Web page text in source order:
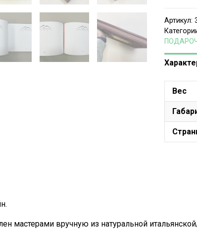
Артикул:
Вес
мастерами вручную из натуральной